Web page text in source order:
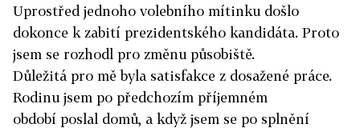
Uprostřed jednoho volebního mítinku došlo
dokonce k zabití prezidentského kandidáta. Proto
jsem se rozhodl pro změnu působiště.
Důležitá pro mě byla satisfakce z dosažené práce.
Rodinu jsem po předchozím příjemném
období poslal domů, a když jsem se po splnění